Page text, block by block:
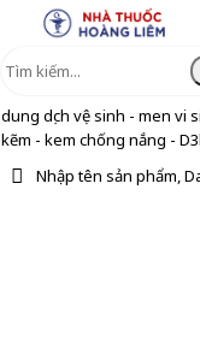
dung dịch vệ sinh - men vi
kẽm - kem chống nắng -
Nhập tên sản phẩm,